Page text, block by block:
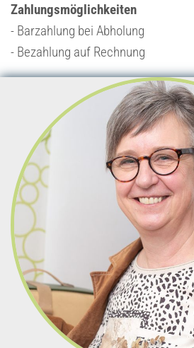
Zahlungsmöglichkeiten
- Barzahlung bei Abholung
- Bezahlung auf Rechnung